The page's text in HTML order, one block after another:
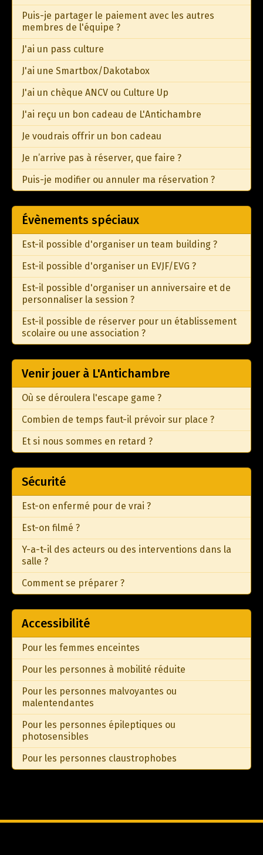
Puis-je partager le paiement avec les autres
membres de l'équipe ?
J'ai un pass culture
J'ai une Smartbox/Dakotabox
J'ai un chèque ANCV ou Culture Up
J'ai reçu un bon cadeau de L'Antichambre
Je voudrais offrir un bon cadeau
Je n’arrive pas à réserver, que faire ?
Puis-je modifier ou annuler ma réservation ?
Évènements spéciaux
Est-il possible d'organiser un team building ?
Est-il possible d'organiser un EVJF/EVG ?
Est-il possible d'organiser un anniversaire et de
personnaliser la session ?
Est-il possible de réserver pour un établissement
scolaire ou une association ?
Venir jouer à L'Antichambre
Où se déroulera l'escape game ?
Combien de temps faut-il prévoir sur place ?
Et si nous sommes en retard ?
Sécurité
Est-on enfermé pour de vrai ?
Est-on filmé ?
Y-a-t-il des acteurs ou des interventions dans la
salle ?
Comment se préparer ?
Accessibilité
Pour les femmes enceintes
Pour les personnes à mobilité réduite
Pour les personnes malvoyantes ou
malentendantes
Pour les personnes épileptiques ou
photosensibles
Pour les personnes claustrophobes